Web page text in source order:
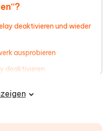
deaktivieren und wieder
ausprobieren
deaktivieren